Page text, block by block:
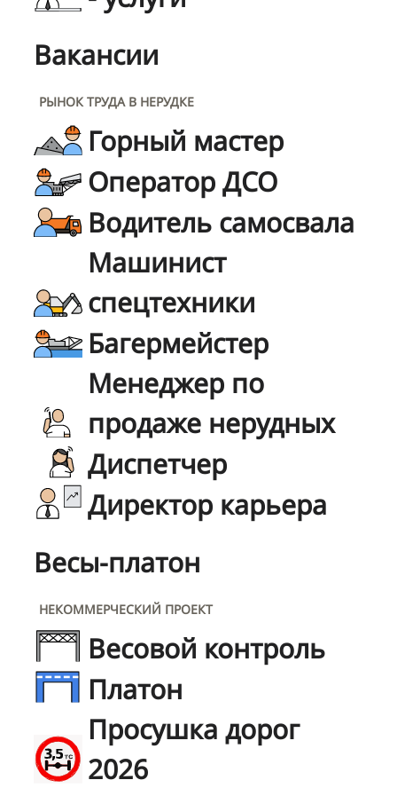
Вакансии
РЫНОК ТРУДА В НЕРУДКЕ
Горный мастер
Оператор ДСО
Водитель самосвала
Машинист
спецтехники
Багермейстер
Менеджер по
продаже нерудных
Диспетчер
Директор карьера
Весы-платон
НЕКОММЕРЧЕСКИЙ ПРОЕКТ
Весовой контроль
Платон
Просушка дорог
2026